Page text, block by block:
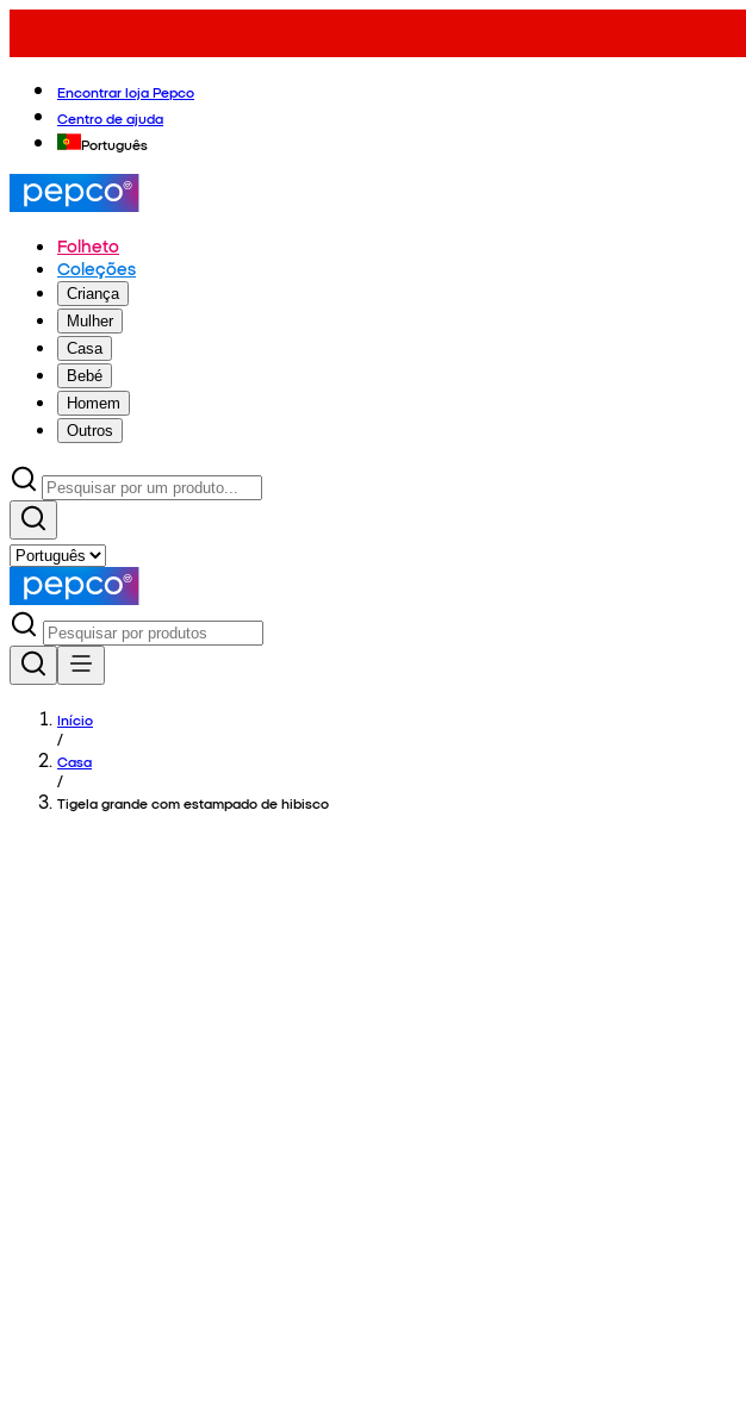
Encontrar loja Pepco
Centro de ajuda
Português
Folheto
Coleções
Criança
Mulher
Casa
Bebé
Homem
Outros
Início
/
Casa
/
Tigela grande com estampado de hibisco